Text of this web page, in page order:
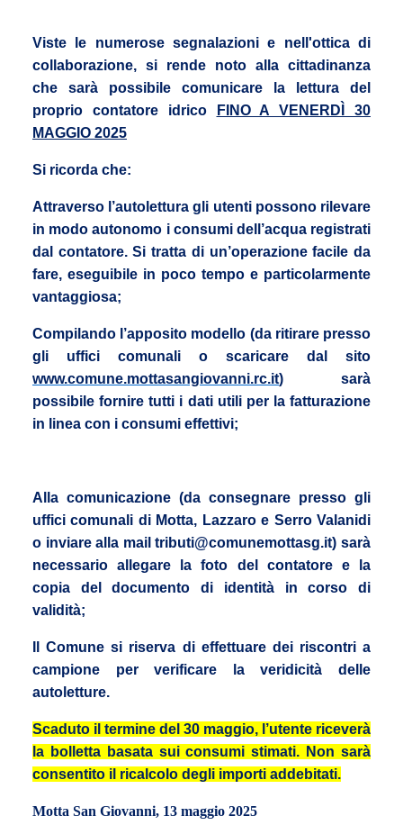
Viste le numerose segnalazioni e nell'ottica di
collaborazione, si rende noto alla cittadinanza
che sarà possibile comunicare la lettura del
proprio contatore idrico
FINO A VENERDÌ 30
MAGGIO 2025
Si ricorda che:
Attraverso l’autolettura gli utenti possono rilevare
in modo autonomo i consumi dell’acqua registrati
dal contatore. Si tratta di un’operazione facile da
fare, eseguibile in poco tempo e particolarmente
vantaggiosa;
Compilando l’apposito modello (da ritirare presso
gli uffici comunali o scaricare dal sito
www.comune.mottasangiovanni.rc.it) sarà
possibile fornire tutti i dati utili per la fatturazione
in linea con i consumi effettivi;
Alla comunicazione (da consegnare presso gli
uffici comunali di Motta, Lazzaro e Serro Valanidi
o inviare alla mail tributi@comunemottasg.it) sarà
necessario allegare la foto del contatore e la
copia del documento di identità in corso di
validità;
Il Comune si riserva di effettuare dei riscontri a
campione per verificare la veridicità delle
autoletture.
Scaduto il termine del 30 maggio, l’utente riceverà
la bolletta basata sui consumi stimati. Non sarà
consentito il ricalcolo degli importi addebitati.
Motta San Giovanni, 13 maggio 2025